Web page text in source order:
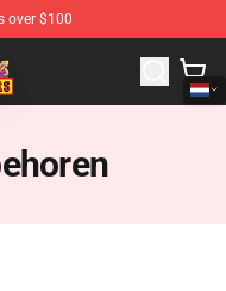
over $100
Burgers Merchandise